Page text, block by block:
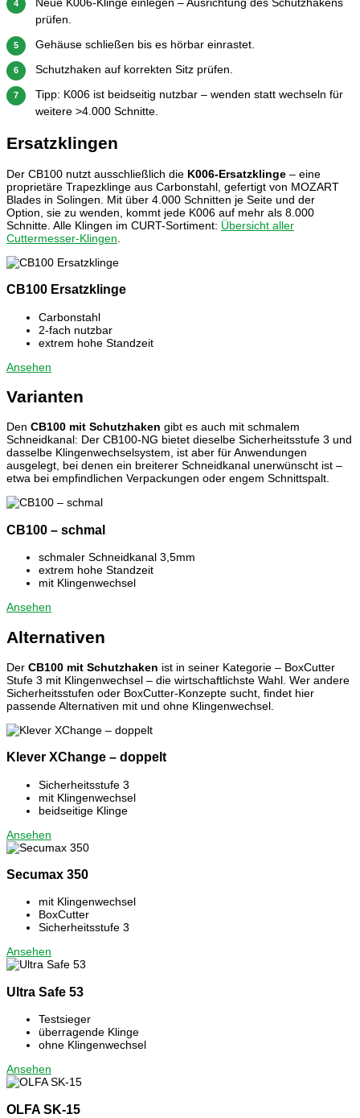
4
prüfen.
5 Gehäuse schließen bis es hörbar einrastet.
6 Schutzhaken auf korrekten Sitz prüfen.
7
Tipp: K006 ist beidseitig nutzbar – wenden statt wechseln für
weitere >4.000 Schnitte.
Ersatzklingen
Der CB100 nutzt ausschließlich die K006-Ersatzklinge – eine
proprietäre Trapezklinge aus Carbonstahl, gefertigt von MOZART
Blades in Solingen. Mit über 4.000 Schnitten je Seite und der
Option, sie zu wenden, kommt jede K006 auf mehr als 8.000
Schnitte. Alle Klingen im CURT-Sortiment: Übersicht aller
Cuttermesser-Klingen
CB100 Ersatzklinge
Carbonstahl
2-fach nutzbar
extrem hohe Standzeit
Ansehen
Varianten
Den CB100 mit Schutzhaken gibt es auch mit schmalem
Schneidkanal: Der CB100-NG bietet dieselbe Sicherheitsstufe 3 und
dasselbe Klingenwechselsystem, ist aber für Anwendungen
ausgelegt, bei denen ein breiterer Schneidkanal unerwünscht ist –
etwa bei empfindlichen Verpackungen oder engem Schnittspalt.
CB100 – schmal
schmaler Schneidkanal 3,5mm
extrem hohe Standzeit
mit Klingenwechsel
Ansehen
Alternativen
Der CB100 mit Schutzhaken ist in seiner Kategorie – BoxCutter
Stufe 3 mit Klingenwechsel – die wirtschaftlichste Wahl. Wer andere
Sicherheitsstufen oder BoxCutter-Konzepte sucht, findet hier
passende Alternativen mit und ohne Klingenwechsel.
Klever XChange – doppelt
Sicherheitsstufe 3
mit Klingenwechsel
beidseitige Klinge
Ansehen
Secumax 350
mit Klingenwechsel
BoxCutter
Sicherheitsstufe 3
Ansehen
Ultra Safe 53
Testsieger
überragende Klinge
ohne Klingenwechsel
Ansehen
OLFA SK-15